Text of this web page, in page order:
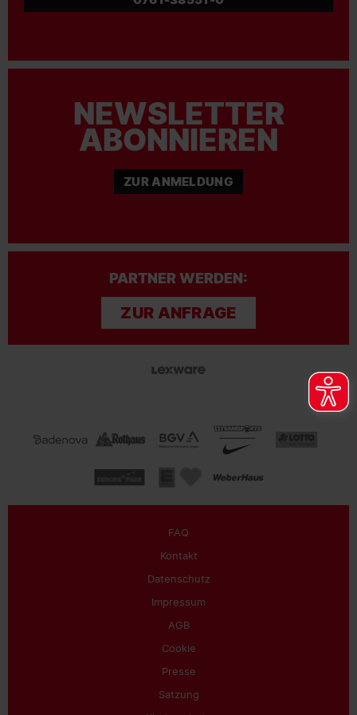
NEWSLETTER
ABONNIEREN
ZUR ANMELDUNG
PARTNER WERDEN:
ZUR ANFRAGE
FAQ
Kontakt
Datenschutz
Impressum
AGB
Cookie
Presse
Satzung